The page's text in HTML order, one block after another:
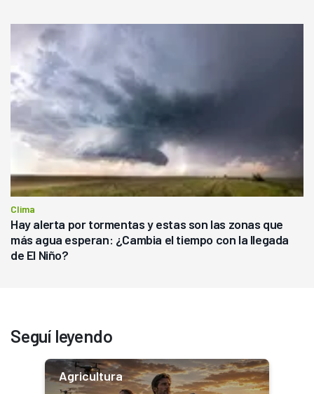
Clima
Hay alerta por tormentas y estas son las zonas que
más agua esperan: ¿Cambia el tiempo con la llegada
de El Niño?
Seguí leyendo
Agricultura